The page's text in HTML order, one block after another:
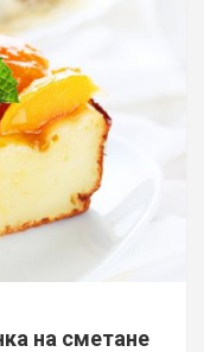
на сметане